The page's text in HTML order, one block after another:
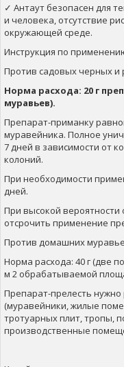
✓ Антаут безопасен для
и человека, отсутствие
окружающей среде.
Инструкция по
Против садовых черных и
Норма расхода: 20 г
муравьев).
Препарат-приманку
муравейника. Полное
7 дней в зависимости от
колоний.
При необходимости
дней.
При высокой вероятности
отсрочить применение
Против домашних
Норма расхода: 40 г (две
м 2 обрабатываемой
Препарат-прелесть
(муравейники, жилые
тротуарных плит, тропы,
производственные